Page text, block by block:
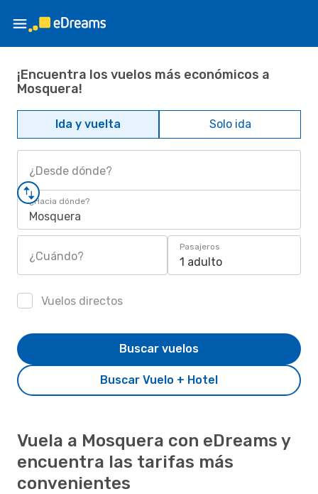
¡Encuentra los vuelos más económicos a
Mosquera!
Ida y vuelta Solo ida
¿Desde dónde?
¿Hacia dónde?
Mosquera
¿Cuándo?
Pasajeros
1 adulto
Vuelos directos
Buscar Vuelo + Hotel
Buscar vuelos
Vuela a Mosquera con eDreams y
encuentra las tarifas más
convenientes